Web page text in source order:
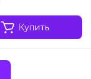
Купить